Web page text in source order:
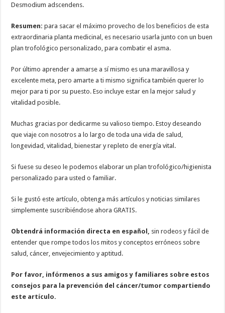
Desmodium adscendens.
Resumen: para sacar el máximo provecho de los beneficios de esta
extraordinaria planta medicinal, es necesario usarla junto con un buen
plan trofológico personalizado, para combatir el asma.
Por último aprender a amarse a sí mismo es una maravillosa y
excelente meta, pero amarte a ti mismo significa también querer lo
mejor para ti por su puesto. Eso incluye estar en la mejor salud y
vitalidad posible.
Muchas gracias por dedicarme su valioso tiempo. Estoy deseando
que viaje con nosotros a lo largo de toda una vida de salud,
longevidad, vitalidad, bienestar y repleto de energía vital.
Si fuese su deseo le podemos elaborar un plan trofológico/higienista
personalizado para usted o familiar.
Si le gustó este artículo, obtenga más artículos y noticias similares
simplemente suscribiéndose ahora GRATIS.
Obtendrá información directa en español,
sin rodeos y fácil de
entender que rompe todos los mitos y conceptos erróneos sobre
salud, cáncer, envejecimiento y aptitud.
Por favor, infórmenos a sus amigos y familiares sobre estos
consejos para la prevención del cáncer/tumor compartiendo
este artículo.